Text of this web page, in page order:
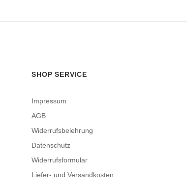
SHOP SERVICE
Impressum
AGB
Widerrufsbelehrung
Datenschutz
Widerrufsformular
Liefer- und Versandkosten